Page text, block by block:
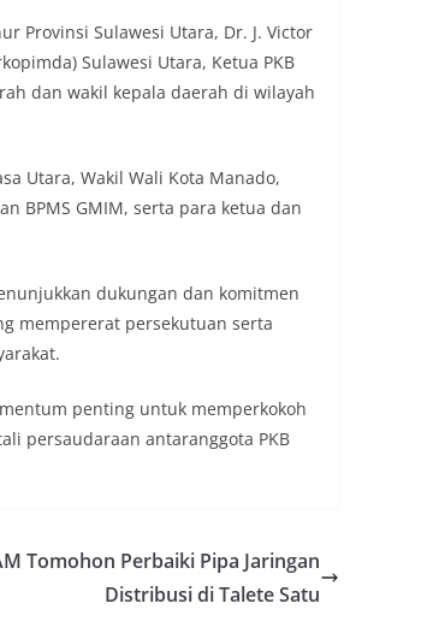
Provinsi Sulawesi Utara, Dr. J. Victor
Sulawesi Utara, Ketua PKB
dan wakil kepala daerah di wilayah
Utara, Wakil Wali Kota Manado,
BPMS GMIM, serta para ketua dan
dukungan dan komitmen
mempererat persekutuan serta
penting untuk memperkokoh
persaudaraan antaranggota PKB
Tomohon Perbaiki Pipa Jaringan
Distribusi di Talete Satu